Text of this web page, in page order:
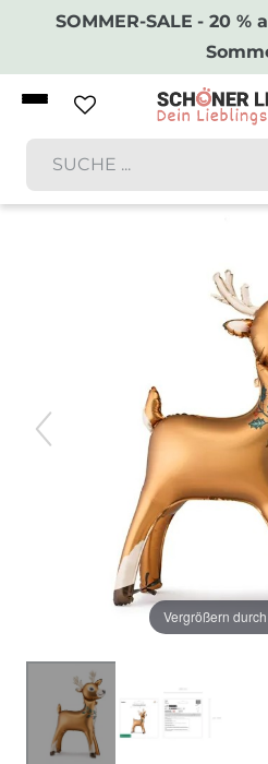
SOMMER-SALE - 20 %
Vergrößern